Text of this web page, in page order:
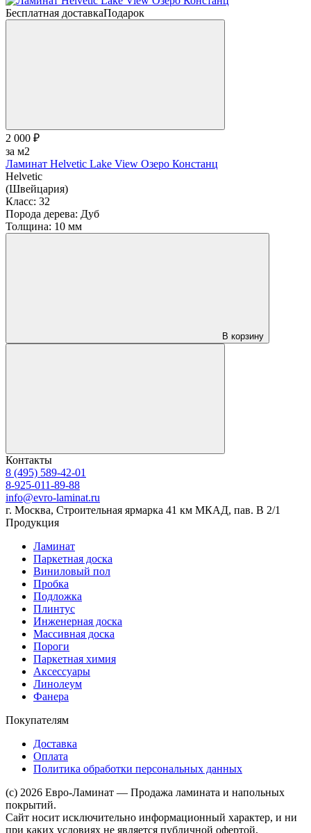
Бесплатная доставкаПодарок
2 000 ₽
за м2
Ламинат Helvetic Lake View Озеро Констанц
Helvetic
(Швейцария)
Класс: 32
Порода дерева: Дуб
Толщина: 10 мм
В корзину
Контакты
8 (495) 589-42-01
8-925-011-89-88
info@evro-laminat.ru
г. Москва, Строительная ярмарка 41 км МКАД, пав. В 2/1
Продукция
Ламинат
Паркетная доска
Виниловый пол
Пробка
Подложка
Плинтус
Инженерная доска
Массивная доска
Пороги
Паркетная химия
Аксессуары
Линолеум
Фанера
Покупателям
Доставка
Оплата
Политика обработки персональных данных
(c) 2026 Евро-Ламинат — Продажа ламината и напольных
покрытий.
Сайт носит исключительно информационный характер, и ни
при каких условиях не является публичной офертой,